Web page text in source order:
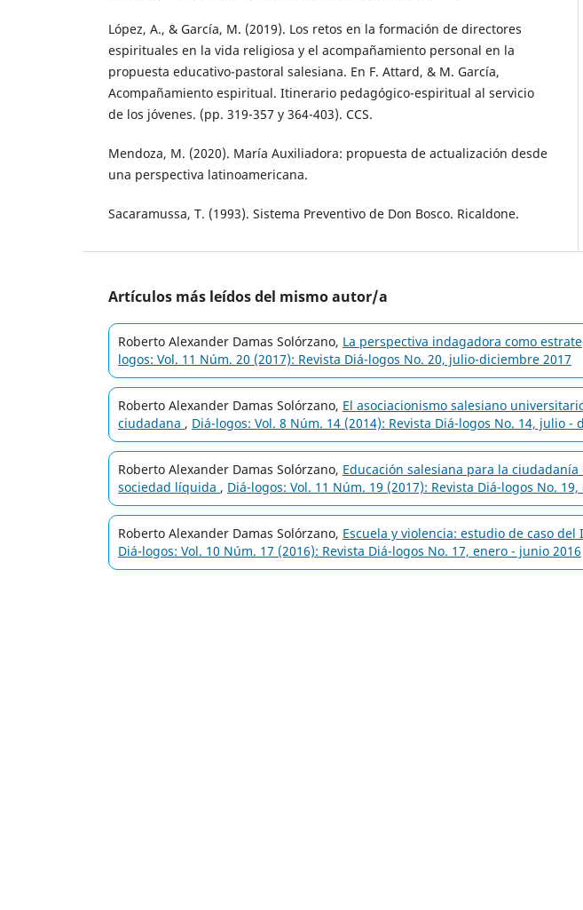
López, A., & García, M. (2019). Los retos en la formación de directores
espirituales en la vida religiosa y el acompañamiento personal en la
propuesta educativo-pastoral salesiana. En F. Attard, & M. García,
Acompañamiento espiritual. Itinerario pedagógico-espiritual al servicio
de los jóvenes. (pp. 319-357 y 364-403). CCS.
Mendoza, M. (2020). María Auxiliadora: propuesta de actualización desde
una perspectiva latinoamericana.
Sacaramussa, T. (1993). Sistema Preventivo de Don Bosco. Ricaldone.
Artículos más leídos del mismo autor/a
Roberto Alexander Damas Solórzano, La perspectiva indagadora como
logos: Vol. 11 Núm. 20 (2017): Revista Diá-logos No. 20, julio-diciembre 2017
Roberto Alexander Damas Solórzano, El asociacionismo salesiano
ciudadana , Diá-logos: Vol. 8 Núm. 14 (2014): Revista Diá-logos No. 14, julio -
Roberto Alexander Damas Solórzano, Educación salesiana para la
sociedad líquida , Diá-logos: Vol. 11 Núm. 19 (2017): Revista Diá-logos No.
Roberto Alexander Damas Solórzano, Escuela y violencia: estudio de caso
Diá-logos: Vol. 10 Núm. 17 (2016): Revista Diá-logos No. 17, enero - junio 2016